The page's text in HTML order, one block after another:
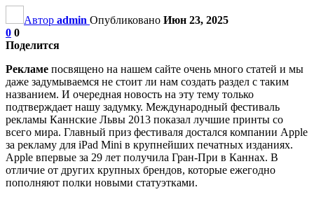
Автор admin Опубликовано Июн 23, 2025
0 0
Поделится
Рекламе посвящено на нашем сайте очень много статей и мы
даже задумываемся не стоит ли нам создать раздел с таким
названием. И очередная новость на эту тему только
подтверждает нашу задумку. Международный фестиваль
рекламы Каннские Львы 2013 показал лучшие принты со
всего мира. Главный приз фестиваля достался компании Apple
за рекламу для iPad Mini в крупнейших печатных изданиях.
Apple впервые за 29 лет получила Гран-При в Каннах. В
отличие от других крупных брендов, которые ежегодно
пополняют полки новыми статуэтками.